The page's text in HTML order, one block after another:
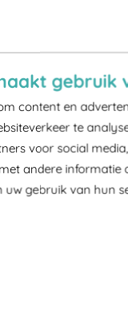
gebruik
content en
te
voor social
andere informatie
uw gebruik van hun